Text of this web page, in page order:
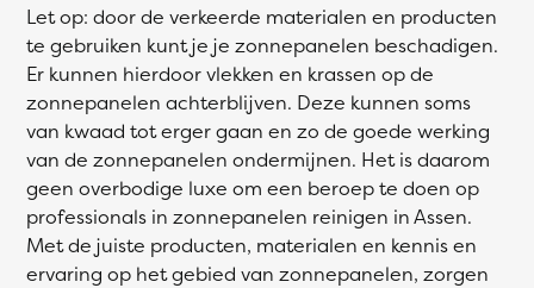
Let op: door de verkeerde materialen en producten
te gebruiken kunt je je zonnepanelen beschadigen.
Er kunnen hierdoor vlekken en krassen op de
zonnepanelen achterblijven. Deze kunnen soms
van kwaad tot erger gaan en zo de goede werking
van de zonnepanelen ondermijnen. Het is daarom
geen overbodige luxe om een beroep te doen op
professionals in zonnepanelen reinigen in Assen.
Met de juiste producten, materialen en kennis en
ervaring op het gebied van zonnepanelen, zorgen